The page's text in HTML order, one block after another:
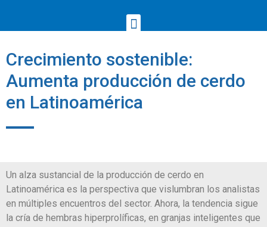
Crecimiento sostenible:
Aumenta producción de cerdo
en Latinoamérica
Un alza sustancial de la producción de cerdo en
Latinoamérica es la perspectiva que vislumbran los analistas
en múltiples encuentros del sector. Ahora, la tendencia sigue
la cría de hembras hiperprolíficas, en granjas inteligentes que